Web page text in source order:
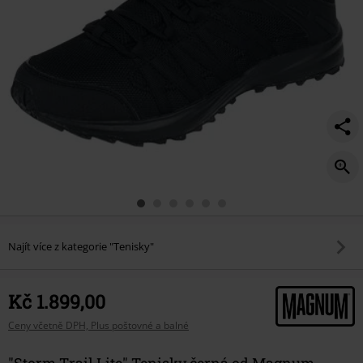
Najít více z kategorie "Tenisky"
Kč 1.899,00
Ceny včetně DPH, Plus poštovné a balné